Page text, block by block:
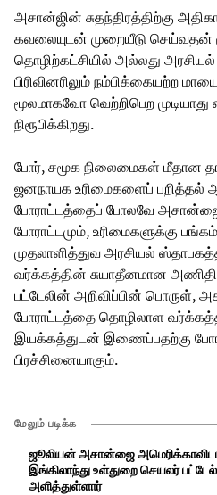
அசான்ஜின் சுதந்திரத்திற்கு
கவலையுடன் முறையீடு
தொழிற்கட்சியில் அல்லது
பிரிவினரிலும் நம்பிக்கையற்ற
மூலமாகவோ வெற்றிபெற
நிரூபிக்கிறது.
போர், சமூக நிலைமைகள் மீதான
ஜனநாயக உரிமைகளைப் பறித்தல்
போராட்டத்தைப் போலவே
போராட்டமும், உரிமைகளுக்கு
முதலாளித்துவ அரசியல்
வர்க்கத்தின் சுயாதீனமான
பட்டேலின் அறிவிப்பின் பொருள்,
போராட்டத்தை தொழிலாள
இயக்கத்துடன் இணைப்பதற்கு
பிரச்சினையாகும்.
மேலும் படிக்க
ஜூலியன் அசான்ஜை
இங்கிலாந்து உள்துறை செயலர்
அளித்துள்ளார்